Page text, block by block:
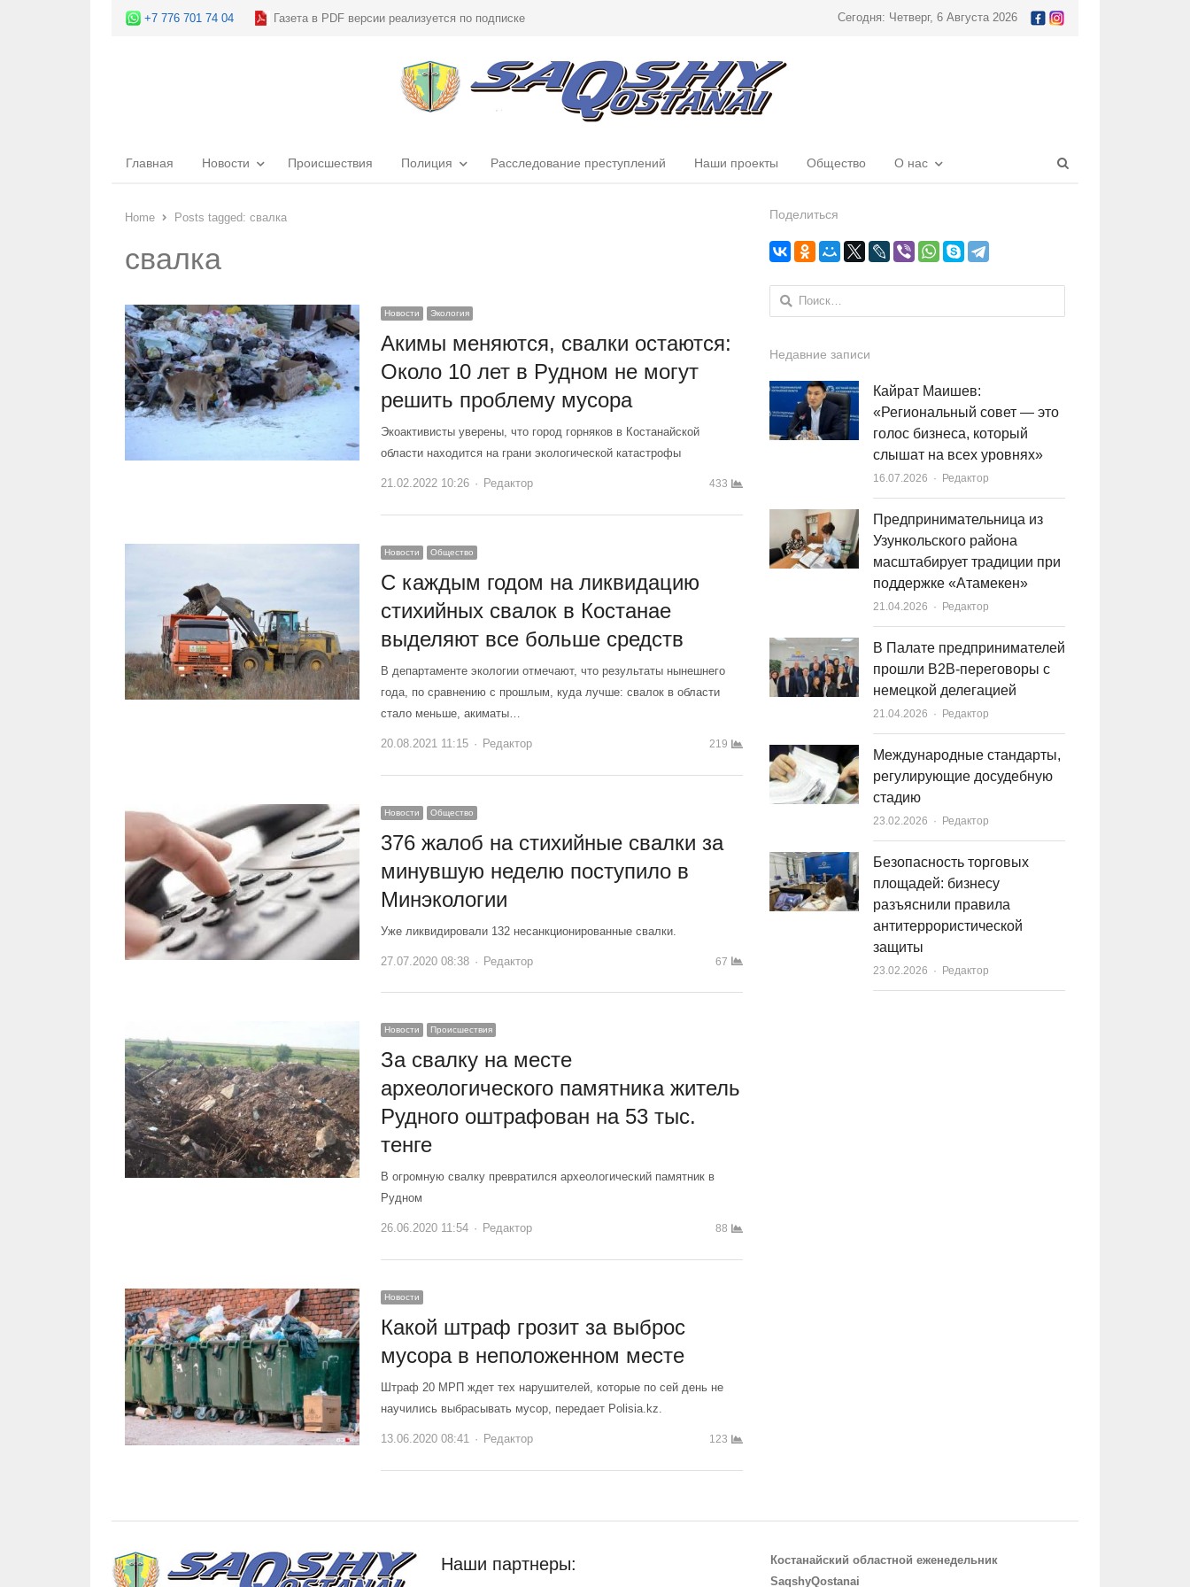
+7 776 701 74 04 Газета в PDF версии реализуется по подписке Сегодня: Четверг, 6 Августа 2026
Главная Новости Происшествия Полиция Расследование преступлений Наши проекты Общество О нас
Home
Posts tagged: свалка
свалка
Новости Экология
Акимы меняются, свалки остаются:
Около 10 лет в Рудном не могут
решить проблему мусора
Экоактивисты уверены, что город горняков в Костанайской
области находится на грани экологической катастрофы
21.02.2022 10:26 Author
Редактор 433
Новости Общество
С каждым годом на ликвидацию
стихийных свалок в Костанае
выделяют все больше средств
В департаменте экологии отмечают, что результаты нынешнего
года, по сравнению с прошлым, куда лучше: свалок в области
стало меньше, акиматы…
20.08.2021 11:15 Author
Редактор 219
Новости Общество
376 жалоб на стихийные свалки за
минувшую неделю поступило в
Минэкологии
Уже ликвидировали 132 несанкционированные свалки.
27.07.2020 08:38 Author
Редактор 67
Новости Происшествия
За свалку на месте
археологического памятника житель
Рудного оштрафован на 53 тыс.
тенге
В огромную свалку превратился археологический памятник в
Рудном
26.06.2020 11:54 Author
Редактор 88
Новости
Какой штраф грозит за выброс
мусора в неположенном месте
Штраф 20 МРП ждет тех нарушителей, которые по сей день не
научились выбрасывать мусор, передает Polisia.kz.
13.06.2020 08:41 Author
Редактор 123
Поделиться
Найти:
Недавние записи
Кайрат Маишев:
«Региональный совет — это
голос бизнеса, который
слышат на всех уровнях»
16.07.2026 Author
Редактор
Предпринимательница из
Узункольского района
масштабирует традиции при
поддержке «Атамекен»
21.04.2026 Author
Редактор
В Палате предпринимателей
прошли B2B-переговоры с
немецкой делегацией
21.04.2026 Author
Редактор
Международные стандарты,
регулирующие досудебную
стадию
23.02.2026 Author
Редактор
Безопасность торговых
площадей: бизнесу
разъяснили правила
антитеррористической
защиты
23.02.2026 Author
Редактор
Наши партнеры:
Костанайский областной еженедельник
SaqshyQostanai